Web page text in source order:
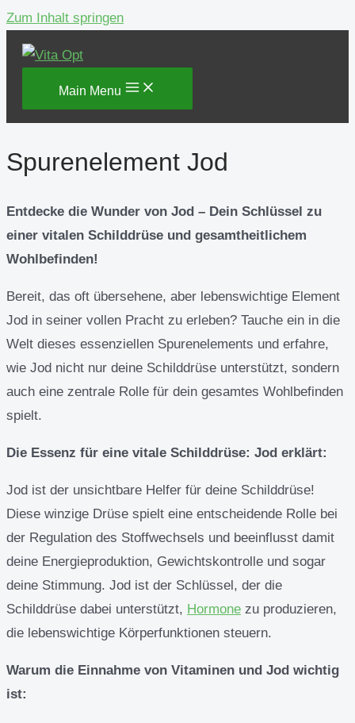
Zum Inhalt springen
Main Menu
Spurenelement Jod
Entdecke die Wunder von Jod – Dein Schlüssel zu
einer vitalen Schilddrüse und gesamtheitlichem
Wohlbefinden!
Bereit, das oft übersehene, aber lebenswichtige Element
Jod in seiner vollen Pracht zu erleben? Tauche ein in die
Welt dieses essenziellen Spurenelements und erfahre,
wie Jod nicht nur deine Schilddrüse unterstützt, sondern
auch eine zentrale Rolle für dein gesamtes Wohlbefinden
spielt.
Die Essenz für eine vitale Schilddrüse: Jod erklärt:
Jod ist der unsichtbare Helfer für deine Schilddrüse!
Diese winzige Drüse spielt eine entscheidende Rolle bei
der Regulation des Stoffwechsels und beeinflusst damit
deine Energieproduktion, Gewichtskontrolle und sogar
deine Stimmung. Jod ist der Schlüssel, der die
Schilddrüse dabei unterstützt, Hormone zu produzieren,
die lebenswichtige Körperfunktionen steuern.
Warum die Einnahme von Vitaminen und Jod wichtig
ist: